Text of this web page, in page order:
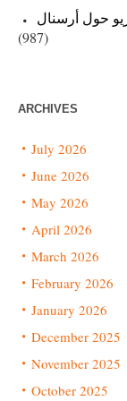
حول أرسنال
(987)
ARCHIVES
July 2026
June 2026
May 2026
April 2026
March 2026
February 2026
January 2026
December 2025
November 2025
October 2025